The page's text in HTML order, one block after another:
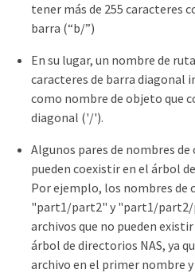
tener más de 255 caracteres
barra (“b/”)
En su lugar, un nombre de
caracteres de barra diagonal
como nombre de objeto que
diagonal ('/').
Algunos pares de nombres
pueden coexistir en el árbol
Por ejemplo, los nombres de
"part1/part2" y "part1/part2/
archivos que no pueden
árbol de directorios NAS, ya
archivo en el primer nombre